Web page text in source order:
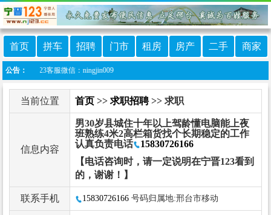
首页 拼车 招聘 门市 租房 房产 二手 商家
公告：
加宁晋123客服微信：ningjin009
当前位置 首页 >> 求职招聘>> 求职
信息内容
男30岁县城住十年以上驾龄懂电脑能上夜
班熟练4米2高栏箱货找个长期稳定的工作
认真负责电话
15830726166
【电话咨询时，请一定说明在宁晋123看到
的，谢谢！】
联系手机 15830726166 号码归属地:邢台市移动